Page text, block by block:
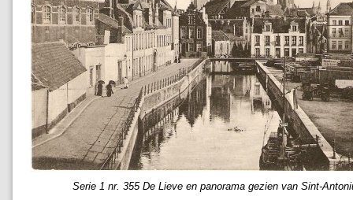
Serie 1 nr. 355 De Lieve en panorama gezien van Sint-